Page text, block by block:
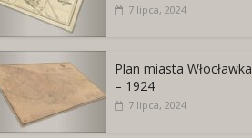
7 lipca, 2024
Plan miasta Włocławka
– 1924
7 lipca, 2024